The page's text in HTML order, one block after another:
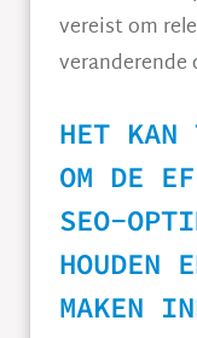
vereist om
HET KAN
OM DE
SEO-
HOUDEN
MAKEN